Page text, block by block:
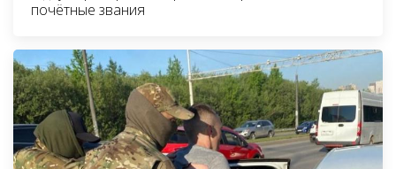
почётные звания